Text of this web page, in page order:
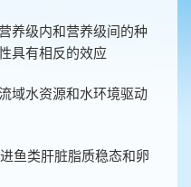
养级内和营养级间的种
具有相反的效应
域水资源和水环境驱动
鱼类肝脏脂质稳态和卵